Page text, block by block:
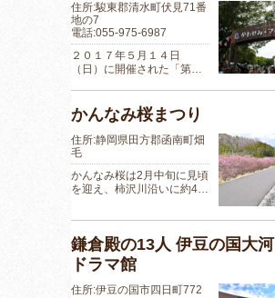
住所:駿東郡清水町伏見71番
地の7
電話:055-975-6987
２０１７年５月１４日
（日）に開催された「第…
かんなみ桜まつり
住所:静岡県田方郡函南町畑
毛
かんなみ桜は2月中旬に見頃
を迎え、柿沢川沿いに約4…
鎌倉殿の13人 伊豆の国大河
ドラマ館
住所:伊豆の国市四日町772